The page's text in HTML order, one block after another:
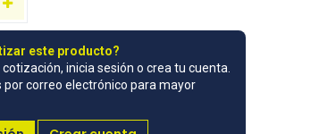
este producto?
inicia sesión o crea tu cuenta.
por correo electrónico para mayor